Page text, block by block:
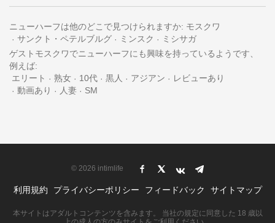
ニューハーフは他のどこで見つけられますか: モスクワ
サンクト・ペテルブルグ
ミンスク
ミシサガ
ゲストモスクワでニューハーフにも興味を持っているようです、
例えば:
エリート
熟女 10代 黒人 アジアン
レビューあり
動画あり
人妻 SM
© 2026 intimlife
利用規約 プライバシーポリシー フィードバック サイトマップ
本サイトはアダルトコンテンツを含みます。 当社の規定に同意した 18 歳以